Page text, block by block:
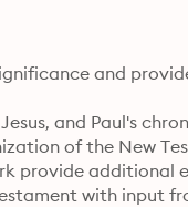
and
and Paul's
of the New
provide additional
with input